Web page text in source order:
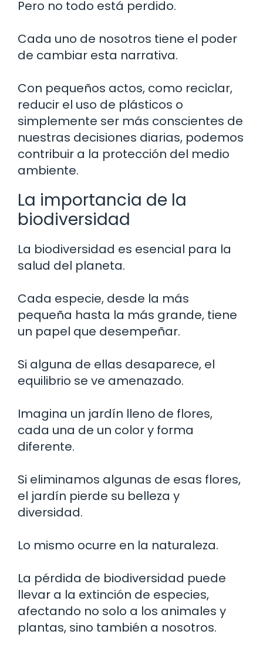
Pero no todo está perdido.
Cada uno de nosotros tiene el poder
de cambiar esta narrativa.
Con pequeños actos, como reciclar,
reducir el uso de plásticos o
simplemente ser más conscientes de
nuestras decisiones diarias, podemos
contribuir a la protección del medio
ambiente.
La importancia de la
biodiversidad
La biodiversidad es esencial para la
salud del planeta.
Cada especie, desde la más
pequeña hasta la más grande, tiene
un papel que desempeñar.
Si alguna de ellas desaparece, el
equilibrio se ve amenazado.
Imagina un jardín lleno de flores,
cada una de un color y forma
diferente.
Si eliminamos algunas de esas flores,
el jardín pierde su belleza y
diversidad.
Lo mismo ocurre en la naturaleza.
La pérdida de biodiversidad puede
llevar a la extinción de especies,
afectando no solo a los animales y
plantas, sino también a nosotros.